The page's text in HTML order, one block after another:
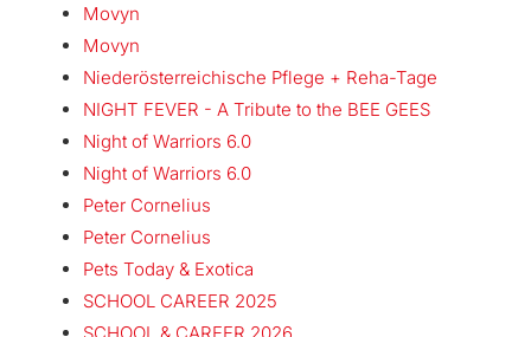
Movyn
Movyn
Niederösterreichische Pflege + Reha-Tage
NIGHT FEVER - A Tribute to the BEE GEES
Night of Warriors 6.0
Night of Warriors 6.0
Peter Cornelius
Peter Cornelius
Pets Today & Exotica
SCHOOL CAREER 2025
SCHOOL & CAREER 2026